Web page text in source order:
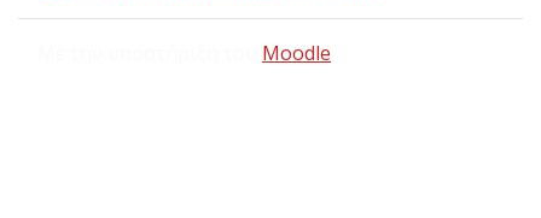
Moodle